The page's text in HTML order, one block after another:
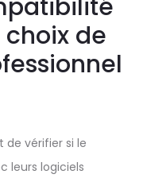
de
de vérifier si le
leurs logiciels